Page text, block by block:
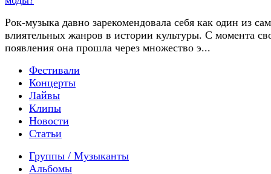
Рок-музыка давно зарекомендовала себя как один из
влиятельных жанров в истории культуры. С момента
появления она прошла через множество э...
Фестивали
Концерты
Лайвы
Клипы
Новости
Статьи
Группы / Музыканты
Альбомы